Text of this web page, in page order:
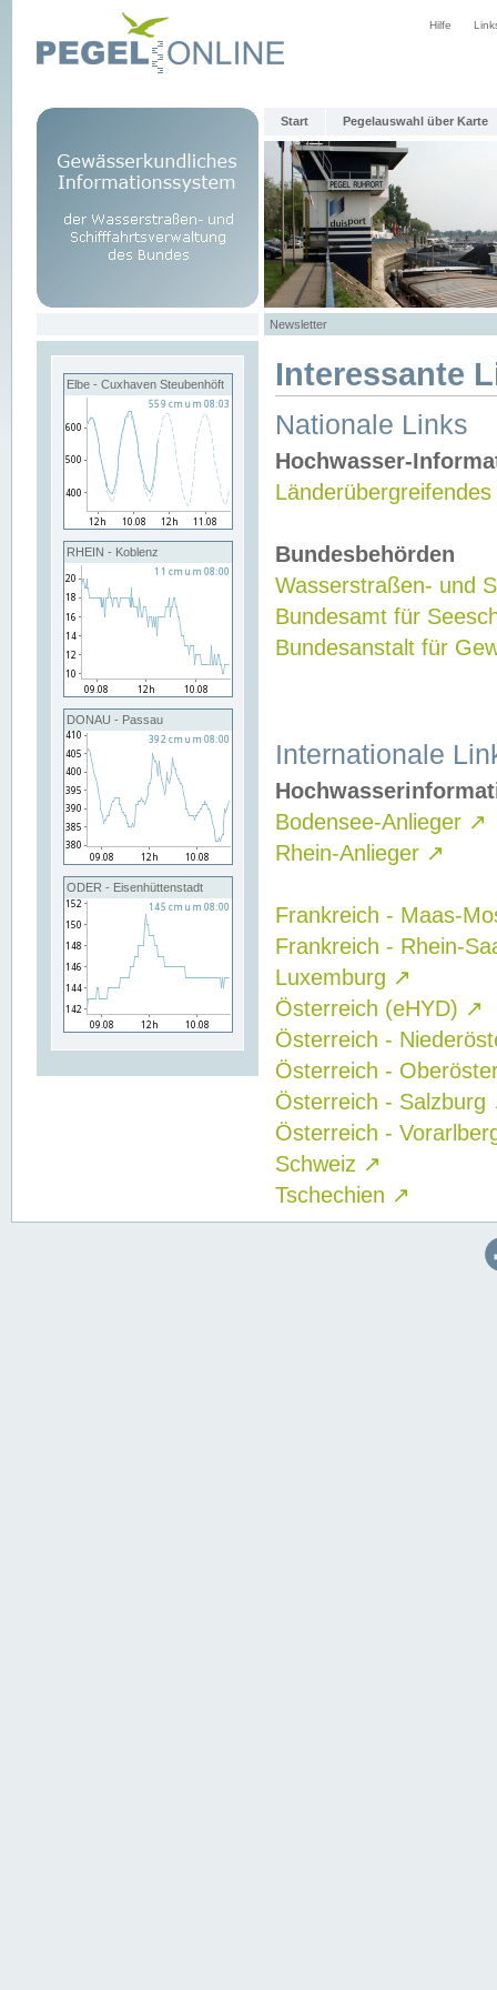
Hilfe
Start Pegelauswahl über Karte
Newsletter
Elbe - Cuxhaven Steubenhöft
RHEIN - Koblenz
DONAU - Passau
ODER - Eisenhüttenstadt
Interessante
Nationale Links
Hochwasser-
Bundesbehörden
Wasserstraßen- und
Bundesamt für
Bundesanstalt für
Internationale
Bodensee-Anlieger ↗
Rhein-Anlieger ↗
Frankreich - Maas-
Frankreich - Rhein-
Luxemburg ↗
Österreich (eHYD) ↗
Österreich -
Österreich -
Österreich - Salzburg
Österreich -
Schweiz ↗
Tschechien ↗